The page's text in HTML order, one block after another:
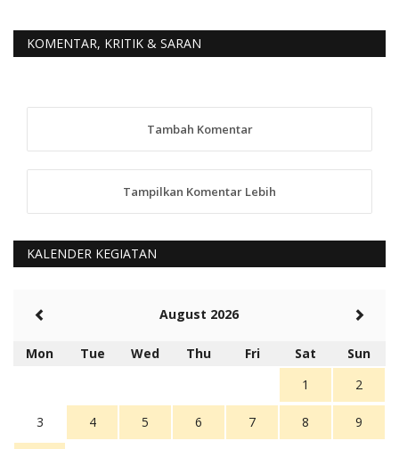
KOMENTAR, KRITIK & SARAN
Tambah Komentar
Tampilkan Komentar Lebih
KALENDER KEGIATAN
August 2026
Mon Tue Wed Thu Fri Sat
Sun
1
2
3 4 5 6 7 8 9